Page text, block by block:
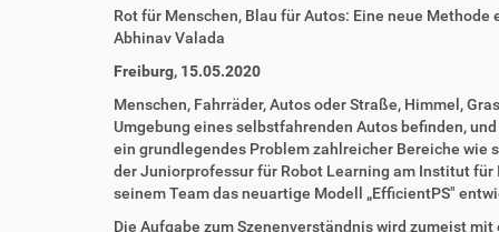
h
i
r
D
i
e
k
t
z
u
g
A
r
i
k
e
l
a
k
Rot für Menschen, Blau für Autos: Eine neue
Abhinav Valada
Freiburg, 15.05.2020
Menschen, Fahrräder, Autos oder Straße, Himmel,
Umgebung eines selbstfahrenden Autos befinden,
ein grundlegendes Problem zahlreicher Bereiche wie
der Juniorprofessur für Robot Learning am Institut
seinem Team das neuartige Modell „EfficientPS"
Die Aufgabe zum Szenenverständnis wird zumeist